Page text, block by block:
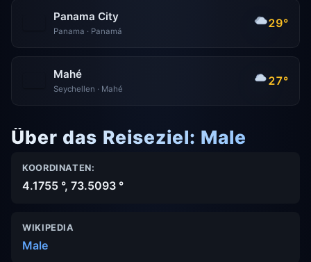
Panama City
Panama · Panamá
29°
Mahé
Seychellen · Mahé
27°
Über das Reiseziel: Male
KOORDINATEN:
4.1755 °, 73.5093 °
WIKIPEDIA
Male